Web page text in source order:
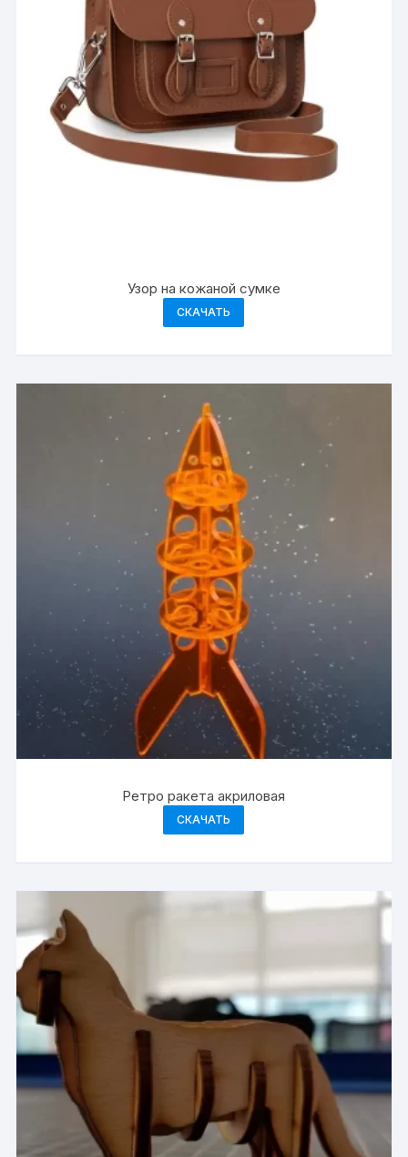
Узор на кожаной сумке
СКАЧАТЬ
Ретро ракета акриловая
СКАЧАТЬ